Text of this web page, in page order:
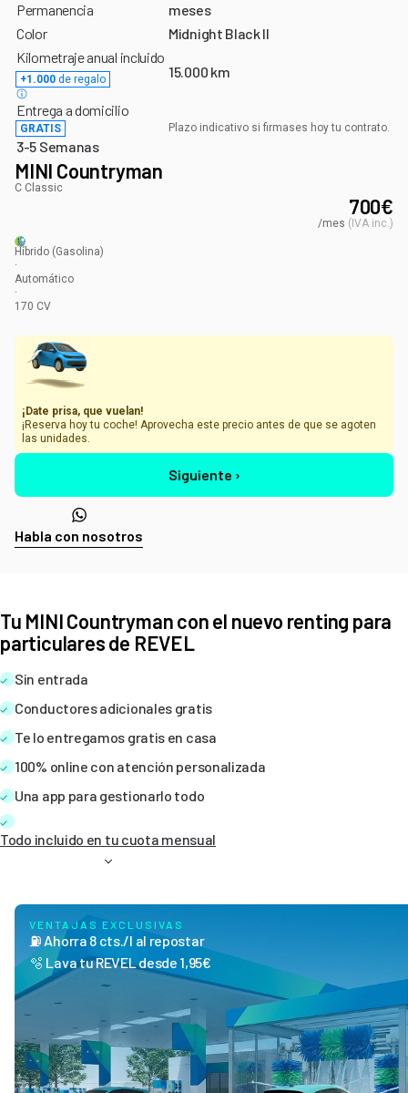
Permanencia
meses
Color
Midnight Black II
Kilometraje anual incluido
+1.000 de regalo 15.000 km
Entrega a domicilio
GRATIS
3-5 Semanas
Plazo indicativo si firmases hoy tu contrato.
MINI Countryman
C Classic
700€
/mes ( IVA inc.)
Híbrido (Gasolina)
·
Automático
·
170 CV
¡Date prisa, que vuelan!
¡Reserva hoy tu coche! Aprovecha este precio antes de que se agoten
las unidades.
Siguiente ›
Habla con nosotros
Tu MINI Countryman con el nuevo renting para
particulares de REVEL
Sin entrada
Conductores adicionales gratis
Te lo entregamos gratis en casa
100% online con atención personalizada
Una app para gestionarlo todo
Todo incluido en tu cuota mensual
VENTAJAS EXCLUSIVAS
⛽ Ahorra 8 cts./l al repostar
🫧 Lava tu REVEL desde 1,95€